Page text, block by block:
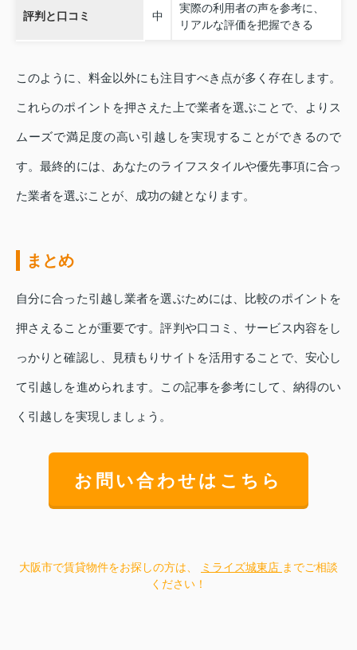
評判と口コミ 中
実際の利用者の声を参考に、
リアルな評価を把握できる
このように、料金以外にも注目すべき点が多く存在します。
これらのポイントを押さえた上で業者を選ぶことで、よりス
ムーズで満足度の高い引越しを実現することができるので
す。最終的には、あなたのライフスタイルや優先事項に合っ
た業者を選ぶことが、成功の鍵となります。
まとめ
自分に合った引越し業者を選ぶためには、比較のポイントを
押さえることが重要です。評判や口コミ、サービス内容をし
っかりと確認し、見積もりサイトを活用することで、安心し
て引越しを進められます。この記事を参考にして、納得のい
く引越しを実現しましょう。
お問い合わせはこちら
大阪市で賃貸物件をお探しの方は、 ミライズ城東店 までご相談
ください！